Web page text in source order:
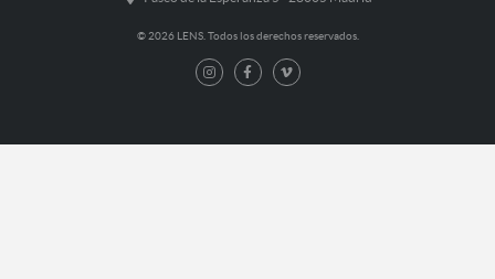
© 2026 LENS. Todos los derechos reservados.